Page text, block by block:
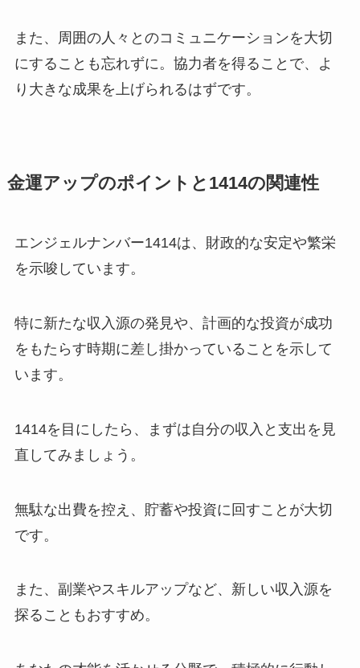
また、周囲の人々とのコミュニケーションを大切
にすることも忘れずに。協力者を得ることで、よ
り大きな成果を上げられるはずです。
金運アップのポイントと1414の関連性
エンジェルナンバー1414は、財政的な安定や繁栄
を示唆しています。
特に新たな収入源の発見や、計画的な投資が成功
をもたらす時期に差し掛かっていることを示して
います。
1414を目にしたら、まずは自分の収入と支出を見
直してみましょう。
無駄な出費を控え、貯蓄や投資に回すことが大切
です。
また、副業やスキルアップなど、新しい収入源を
探ることもおすすめ。